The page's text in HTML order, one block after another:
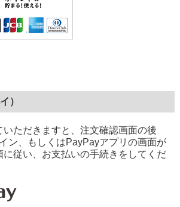
）
ただきますと、注文確認画面の後
ン、もしくはPayPayアプリの画面が
従い、お支払いの手続きをしてくだ